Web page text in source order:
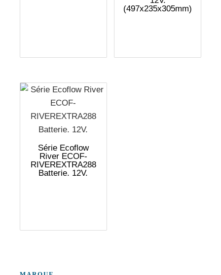
(497x235x305mm)
Série Ecoflow
River ECOF-
RIVEREXTRA288
Batterie. 12V.